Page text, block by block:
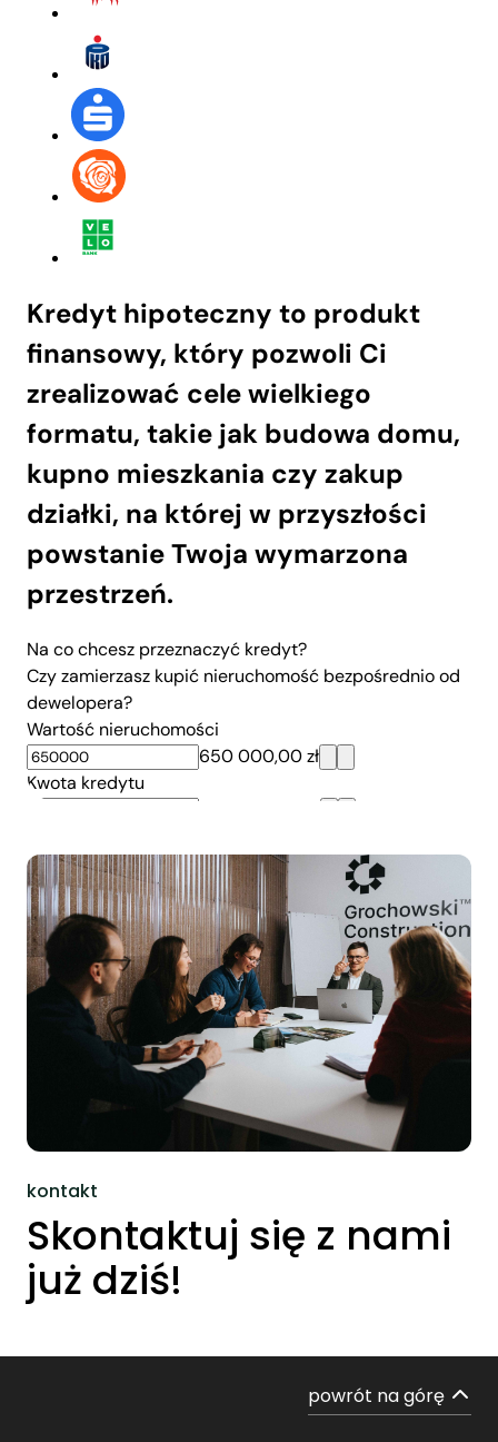
kontakt
Skontaktuj się z nami
już dziś!
powrót na górę